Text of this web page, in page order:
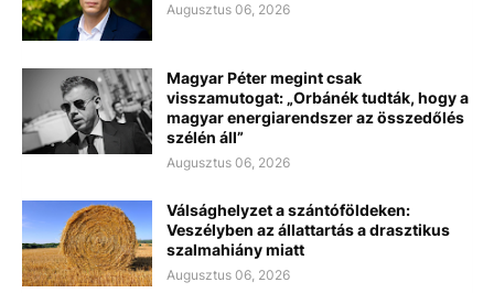
Augusztus 06, 2026
Magyar Péter megint csak
visszamutogat: „Orbánék tudták, hogy a
magyar energiarendszer az összedőlés
szélén áll”
Augusztus 06, 2026
Válsághelyzet a szántóföldeken:
Veszélyben az állattartás a drasztikus
szalmahiány miatt
Augusztus 06, 2026